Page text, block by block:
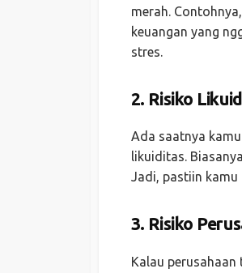
merah.
keuangan yang
stres.
2. Risiko
Ada saatnya
likuiditas.
Jadi, pastiin kamu
3. Risiko
Kalau